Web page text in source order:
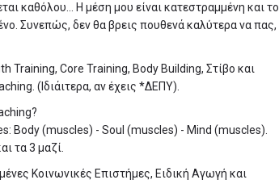
καθόλου... Η μέση μου είναι κατεστραμμένη και το
Συνεπώς, δεν θα βρεις πουθενά καλύτερα να πας,
Training, Core Training, Body Building, Στίβο και
(Ιδιάιτερα, αν έχεις *ΔΕΠΥ).
Body (muscles) - Soul (muscles) - Mind (muscles).
τα 3 μαζί.
Κοινωνικές Επιστήμες, Ειδική Αγωγή και